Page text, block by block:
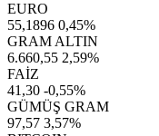
EURO
55,1896 0,45%
GRAM ALTIN
6.660,55 2,59%
FAİZ
41,30 -0,55%
GÜMÜŞ GRAM
97,57 3,57%